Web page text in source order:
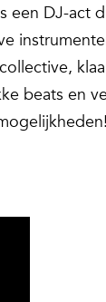
een DJ-act
beats en